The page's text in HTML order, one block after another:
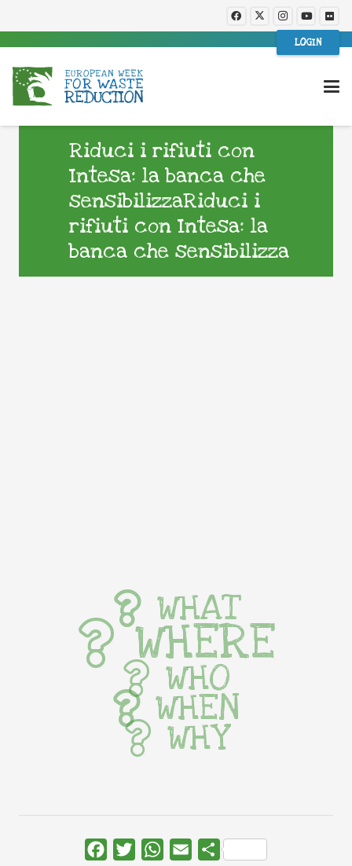
LOGIN
Riduci i rifiuti con
Intesa: la banca che
sensibilizzaRiduci i
rifiuti con Intesa: la
banca che sensibilizza
WHAT
WHERE
WHO
WHEN
WHY
FacebookTwitterWhatsApp
Email Share